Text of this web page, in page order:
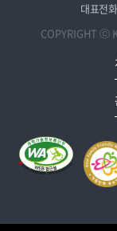
대표전
COPYRIGHT ⓒ